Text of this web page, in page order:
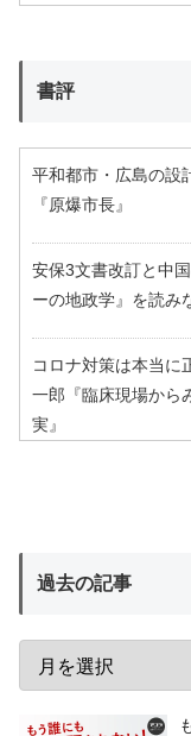
書評
平和都市・広島の設
『原爆市長』
安保3文書改訂と中
ーの地政学』を読み
コロナ対策は本当に
一郎『臨床現場から
実』
過去の記事